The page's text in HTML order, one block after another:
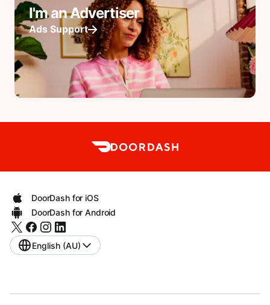
I'm an Advertiser
Ads Support
DoorDash for iOS
DoorDash for Android
English (AU)